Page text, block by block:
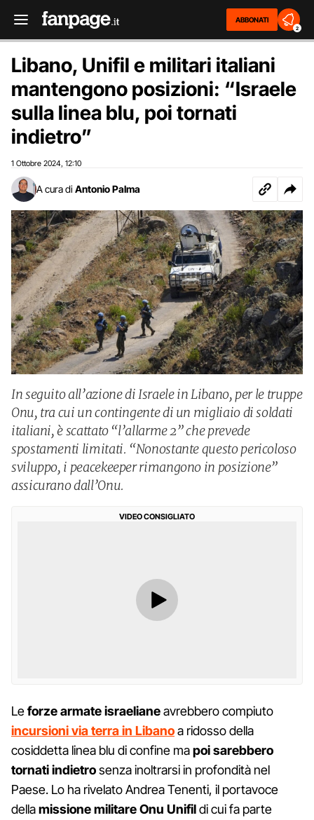
ABBONATI
2
Libano, Unifil e militari italiani
mantengono posizioni: “Israele
sulla linea blu, poi tornati
indietro”
1 Ottobre 2024 12:10
A cura di Antonio Palma
In seguito all’azione di Israele in Libano, per le truppe
Onu, tra cui un contingente di un migliaio di soldati
italiani, è scattato “l’allarme 2” che prevede
spostamenti limitati. “Nonostante questo pericoloso
sviluppo, i peacekeeper rimangono in posizione”
assicurano dall’Onu.
VIDEO CONSIGLIATO
Leforze armate israelianeavrebbero compiuto
incursioni via terra in Libanoa ridosso della
cosiddetta linea blu di confine mapoi sarebbero
tornati indietrosenza inoltrarsi in profondità nel
Paese. Lo ha rivelato Andrea Tenenti, il portavoce
dellamissione militare Onu Unifildi cui fa parte